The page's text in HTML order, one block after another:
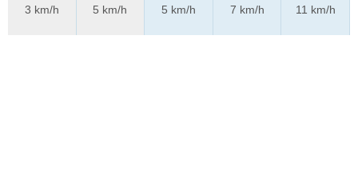
3 km/h
5 km/h
5 km/h
7 km/h
11 km/h